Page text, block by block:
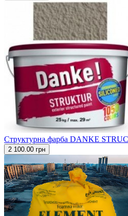
Структурна фарба DANKE
2 100.00 грн